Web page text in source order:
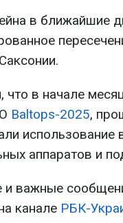
в ближайшие
что в начале
Baltops-2025,
использование
аппаратов и
и важные
канале РБК-